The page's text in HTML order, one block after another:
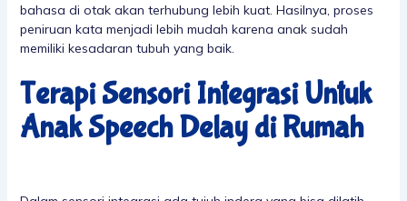
bahasa di otak akan terhubung lebih kuat. Hasilnya, proses
peniruan kata menjadi lebih mudah karena anak sudah
memiliki kesadaran tubuh yang baik.
Terapi Sensori Integrasi Untuk
Anak Speech Delaydi Rumah